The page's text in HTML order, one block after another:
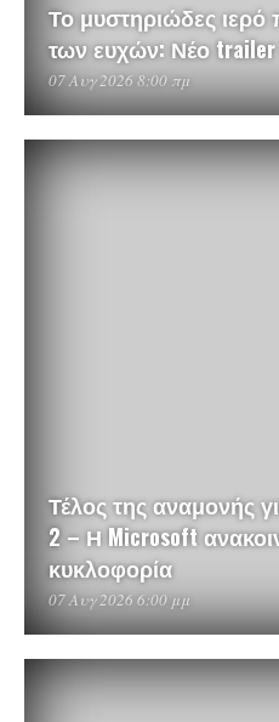
Το μυστηριώδες ιερό
των ευχών: Νέο trailer
07 Αυγ 2026 8:00 πμ
Τέλος της αναμονής
2 – Η Microsoft
κυκλοφορία
07 Αυγ 2026 6:00 μμ